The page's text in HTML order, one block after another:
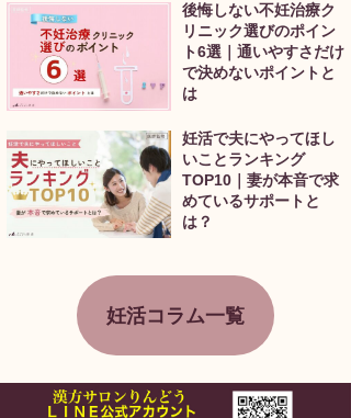
後悔しない不妊治療ク
リニック選びのポイン
ト6選｜通いやすさだけ
で決めないポイントと
は
妊活で夫にやってほし
いことランキング
TOP10｜妻が本音で求
めているサポートと
は？
妊活コラム一覧